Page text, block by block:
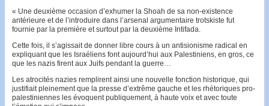
« Une deuxième occasion d’exhumer la Shoah de sa non-existence
antérieure et de l’introduire dans l’arsenal argu­men­taire trotskiste fut
fournie par la première et surtout par la deuxième Intifada.
Cette fois, il s’agissait de donner libre cours à un antisionisme radical en
expliquant que les Isra­éliens font aujourd’hui aux Palestiniens, en gros, ce
que les nazis firent aux Juifs pendant la guerre…
Les atrocités nazies remplirent ainsi une nouvelle fonction historique, qui
justifiait pleine­ment que la presse d’extrême gauche et les rhétoriques pro-
palestinien­nes les évoquent publi­quement, à haute voix et avec toute